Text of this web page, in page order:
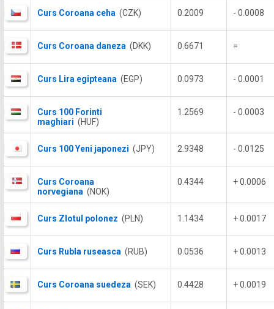
Curs Coroana ceha (CZK) 0.2009 - 0.0008
Curs Coroana daneza (DKK) 0.6671 =
Curs Lira egipteana (EGP) 0.0973 - 0.0001
Curs 100 Forinti
maghiari (HUF)
1.2569 - 0.0003
Curs 100 Yeni japonezi (JPY) 2.9348 - 0.0125
Curs Coroana
norvegiana (NOK)
0.4344 + 0.0006
Curs Zlotul polonez (PLN) 1.1434 + 0.0017
Curs Rubla ruseasca (RUB) 0.0536 + 0.0013
Curs Coroana suedeza (SEK) 0.4428 + 0.0019